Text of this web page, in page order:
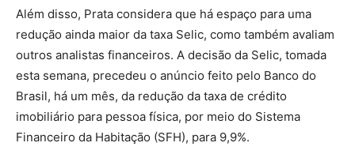
Além disso, Prata considera que há espaço para uma
redução ainda maior da taxa Selic, como também avaliam
outros analistas financeiros. A decisão da Selic, tomada
esta semana, precedeu o anúncio feito pelo Banco do
Brasil, há um mês, da redução da taxa de crédito
imobiliário para pessoa física, por meio do Sistema
Financeiro da Habitação (SFH), para 9,9%.